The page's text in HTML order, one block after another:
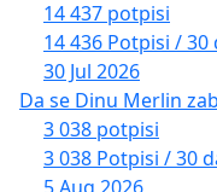
14 437 potpisi
14 436 Potpisi / 30
30 Jul 2026
Da se Dinu Merlin
3 038 potpisi
3 038 Potpisi / 30